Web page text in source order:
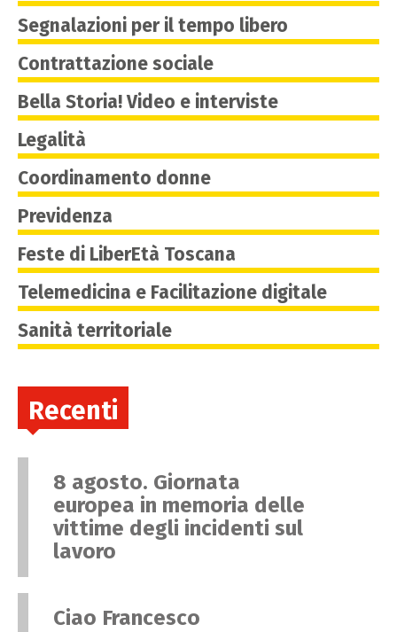
Segnalazioni per il tempo libero
Contrattazione sociale
Bella Storia! Video e interviste
Legalità
Coordinamento donne
Previdenza
Feste di LiberEtà Toscana
Telemedicina e Facilitazione digitale
Sanità territoriale
Recenti
8 agosto. Giornata
europea in memoria delle
vittime degli incidenti sul
lavoro
Ciao Francesco